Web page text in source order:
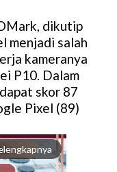
dikutip
menjadi salah
kameranya
P10. Dalam
skor 87
Pixel (89)